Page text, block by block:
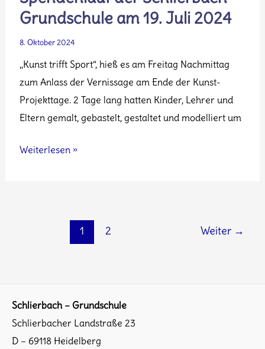
Grundschule am 19. Juli 2024
8. Oktober 2024
„Kunst trifft Sport“, hieß es am Freitag Nachmittag
zum Anlass der Vernissage am Ende der Kunst-
Projekttage. 2 Tage lang hatten Kinder, Lehrer und
Eltern gemalt, gebastelt, gestaltet und modelliert um
Spendenlauf
Weiterlesen »
1 2 Weiter →
Schlierbach – Grundschule
Schlierbacher Landstraße 23
D – 69118 Heidelberg